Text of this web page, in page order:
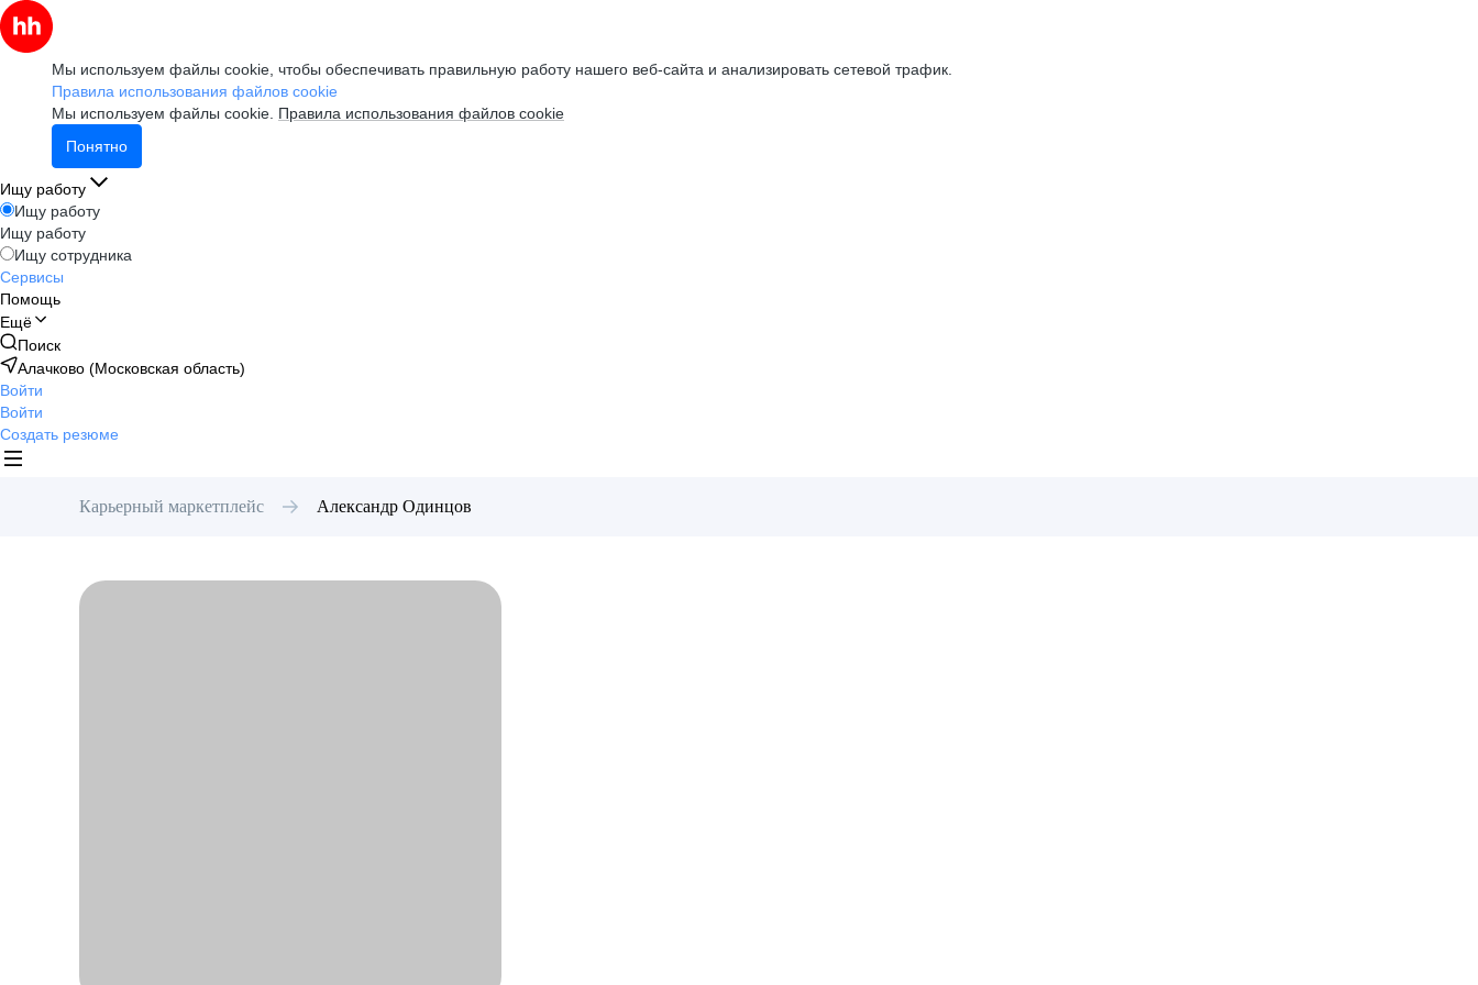
Мы используем файлы cookie, чтобы обеспечивать правильную работу нашего веб-сайта и анализировать сетевой трафик.
Правила использования файлов cookie
Мы используем файлы cookie. Правила использования файлов cookie
Понятно
Ищу работу
Ищу работу
Ищу работу
Ищу сотрудника
Сервисы
Помощь
Ещё
Поиск
Алачково (Московская область)
Войти
Войти
Создать резюме
Карьерный маркетплейс Александр Одинцов